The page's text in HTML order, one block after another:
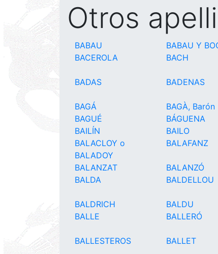
Otros
BABAU BABAU Y
BACEROLA
BACH
BADAS BADENAS
BAGÁ BAGÀ, Barón
BAGUÉ
BÁGUENA
BAILÍN
BAILO
BALACLOY o
BALADOY
BALAFANZ
BALANZAT BALANZÓ
BALDA
BALDELLOU
BALDRICH BALDU
BALLE
BALLERÓ
BALLESTEROS
BALLET